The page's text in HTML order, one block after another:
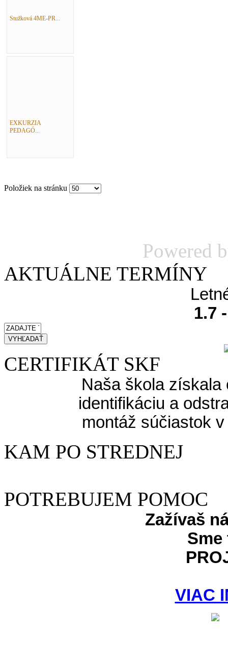
Stužková 4ME-PR...
EXKURZIA
PEDAGÓ...
Položiek na stránku
Powered
AKTUÁLNE TERMÍNY
1.7
CERTIFIKÁT SKF
Naša škola získala
identifikáciu a
montáž súčiastok
KAM PO STREDNEJ
POTREBUJEM POMOC
Zažívaš
Sme
VIAC